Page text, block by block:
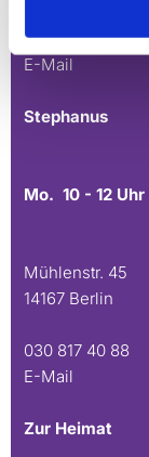
030 815 45 54
E-Mail
Stephanus
Mo. 10 - 12 Uhr
Mühlenstr. 45
14167 Berlin
030 817 40 88
E-Mail
Zur Heimat